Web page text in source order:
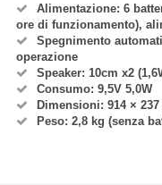
Alimentazione: 6
ore di funzionamento),
Spegnimento
operazione
Speaker: 10cm x2
Consumo: 9,5V 5,0W
Dimensioni: 914 ×
Peso: 2,8 kg (senza